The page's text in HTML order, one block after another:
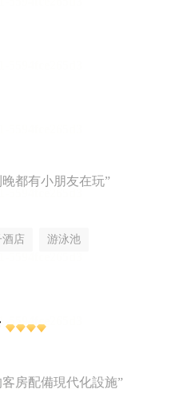
都有小朋友在玩”
店 游泳池
房配備現代化設施”